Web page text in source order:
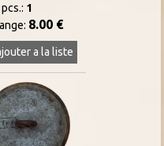
1
8.00 €
a la liste